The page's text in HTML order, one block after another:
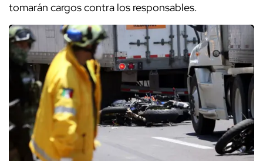
tomarán cargos contra los responsables.